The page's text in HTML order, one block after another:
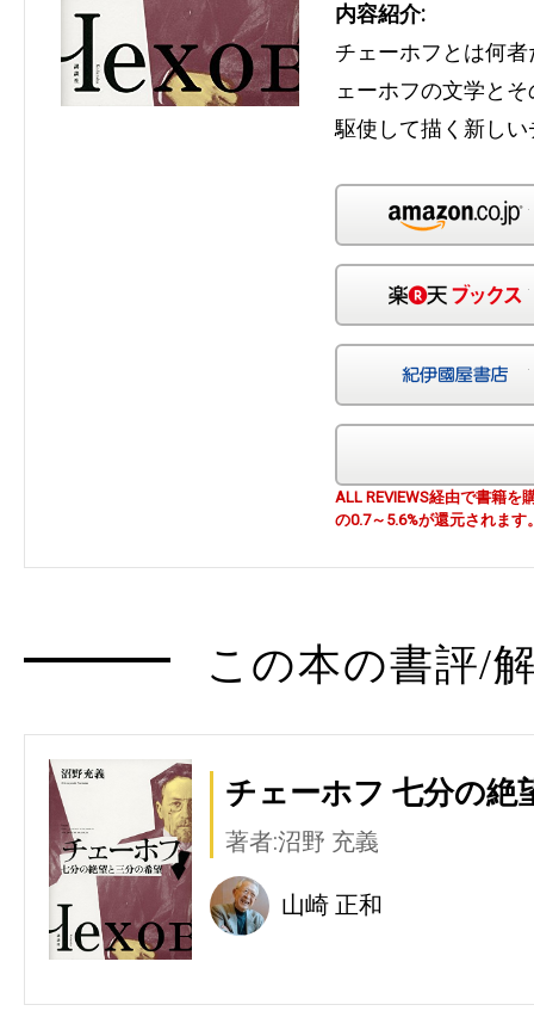
内容紹介:
チェーホフとは何
ェーホフの文学と
駆使して描く新し
ALL REVIEWS経由で書籍
の0.7～5.6%が還元されます
この本の書評/
チェーホフ 七分の絶
著者:沼野 充義
山崎 正和